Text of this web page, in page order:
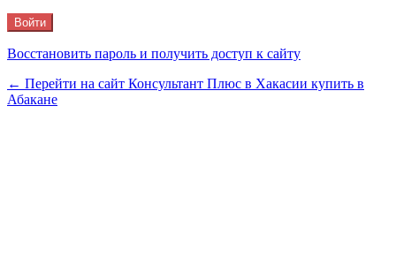
Восстановить пароль и получить доступ к сайту
← Перейти на сайт Консультант Плюс в Хакасии купить в
Абакане